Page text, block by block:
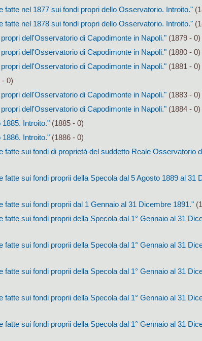
fatte nel 1877 sui fondi propri dello Osservatorio. Introito."
fatte nel 1878 sui fondi propri dello Osservatorio. Introito."
dell'Osservatorio di Capodimonte in Napoli." (1879 - 0)
dell'Osservatorio di Capodimonte in Napoli." (1880 - 0)
dell'Osservatorio di Capodimonte in Napoli." (1881 - 0)
- 0)
dell'Osservatorio di Capodimonte in Napoli." (1883 - 0)
dell'Osservatorio di Capodimonte in Napoli." (1884 - 0)
Introito." (1885 - 0)
Introito." (1886 - 0)
fatte sui fondi di proprietà del suddetto Reale Osservatorio
fatte sui fondi proprii della Specola dal 5 Agosto 1889 al 31
fatte sui fondi proprii dal 1 Gennaio al 31 Dicembre 1891."
fatte sui fondi proprii della Specola dal 1° Gennaio al 31
fatte sui fondi proprii della Specola dal 1° Gennaio al 31
fatte sui fondi proprii della Specola dal 1° Gennaio al 31
fatte sui fondi proprii della Specola dal 1° Gennaio al 31
fatte sui fondi proprii della Specola dal 1° Gennaio al 31